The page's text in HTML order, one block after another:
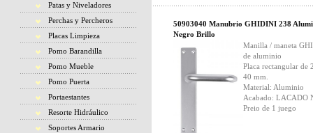
Patas y Niveladores
Perchas y Percheros
Placas Limpieza
Pomo Barandilla
Pomo Mueble
Pomo Puerta
Portaestantes
Resorte Hidráulico
Soportes Armario
50903040 Manubrio GHIDINI 238
Negro Brillo
Manilla / maneta
de aluminio
Placa rectangular de
40 mm.
Material: Aluminio
Acabado: LACADO
Preio de 1 juego